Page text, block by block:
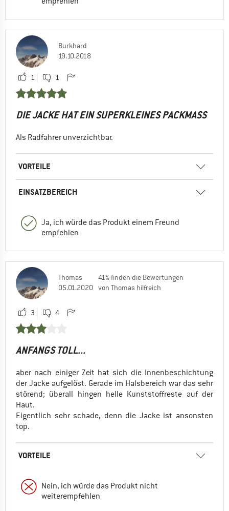
Burkhard
19.10.2018
1 1
DIE JACKE HAT EIN SUPERKLEINES PACKMASS
Als Radfahrer unverzichtbar.
VORTEILE
EINSATZBEREICH
Ja, ich würde das Produkt einem Freund
empfehlen
Thomas
05.01.2020
41% finden die Bewertungen
von Thomas hilfreich
3 4
ANFANGS TOLL...
aber nach einiger Zeit hat sich die Innenbeschichtung
der Jacke aufgelöst. Gerade im Halsbereich war das sehr
störend; überall hingen helle Kunststoffreste auf der
Haut.
Eigentlich sehr schade, denn die Jacke ist ansonsten
top.
VORTEILE
Nein, ich würde das Produkt nicht
weiterempfehlen